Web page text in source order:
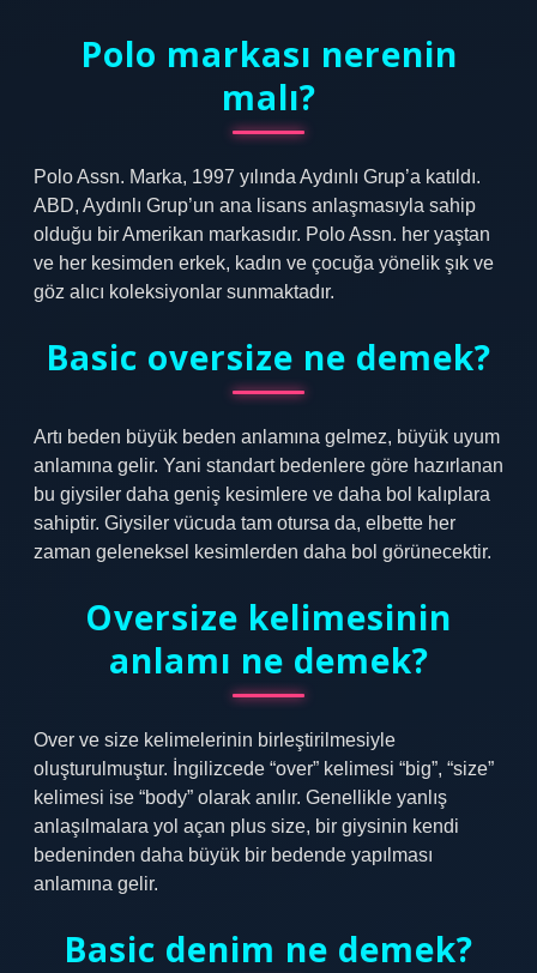
Polo markası nerenin
malı?
Polo Assn. Marka, 1997 yılında Aydınlı Grup’a katıldı.
ABD, Aydınlı Grup’un ana lisans anlaşmasıyla sahip
olduğu bir Amerikan markasıdır. Polo Assn. her yaştan
ve her kesimden erkek, kadın ve çocuğa yönelik şık ve
göz alıcı koleksiyonlar sunmaktadır.
Basic oversize ne demek?
Artı beden büyük beden anlamına gelmez, büyük uyum
anlamına gelir. Yani standart bedenlere göre hazırlanan
bu giysiler daha geniş kesimlere ve daha bol kalıplara
sahiptir. Giysiler vücuda tam otursa da, elbette her
zaman geleneksel kesimlerden daha bol görünecektir.
Oversize kelimesinin
anlamı ne demek?
Over ve size kelimelerinin birleştirilmesiyle
oluşturulmuştur. İngilizcede “over” kelimesi “big”, “size”
kelimesi ise “body” olarak anılır. Genellikle yanlış
anlaşılmalara yol açan plus size, bir giysinin kendi
bedeninden daha büyük bir bedende yapılması
anlamına gelir.
Basic denim ne demek?